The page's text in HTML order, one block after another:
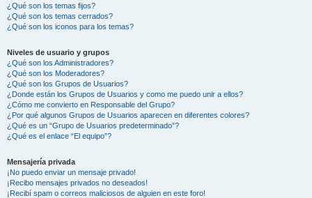
¿Qué son los temas fijos?
¿Qué son los temas cerrados?
¿Qué son los iconos para los temas?
Niveles de usuario y grupos
¿Qué son los Administradores?
¿Qué son los Moderadores?
¿Qué son los Grupos de Usuarios?
¿Donde están los Grupos de Usuarios y como me puedo unir a ellos?
¿Cómo me convierto en Responsable del Grupo?
¿Por qué algunos Grupos de Usuarios aparecen en diferentes colores?
¿Qué es un “Grupo de Usuarios predeterminado”?
¿Qué es el enlace “El equipo”?
Mensajería privada
¡No puedo enviar un mensaje privado!
¡Recibo mensajes privados no deseados!
¡Recibí spam o correos maliciosos de alguien en este foro!